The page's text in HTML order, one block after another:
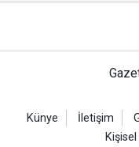
Künye İletişim